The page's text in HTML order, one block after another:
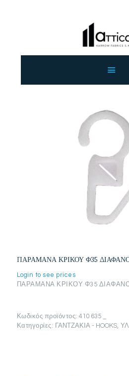
ΕΠΙΚΟΙΝΩΝΙΑ
ΧΟΝΔΡΙΚΗ
ΕΛΛΗΝΙΚΆ
ΠΑΡΑΜΑΝΑ ΚΡΙΚΟΥ Φ35
Login to see prices
ΠΑΡΑΜΑΝΑ ΚΡΙΚΟΥ Φ35
Κωδικός προϊόντος:410 635 _
Κατηγορίες: ΓΑΝΤΖΑΚΙΑ - HOOKS,